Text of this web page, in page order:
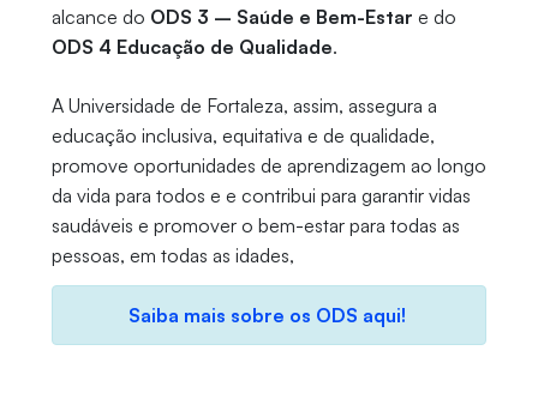
alcance do ODS 3 – Saúde e Bem-Estar e do
ODS 4 Educação de Qualidade.
A Universidade de Fortaleza, assim, assegura a
educação inclusiva, equitativa e de qualidade,
promove oportunidades de aprendizagem ao longo
da vida para todos e e contribui para garantir vidas
saudáveis e promover o bem-estar para todas as
pessoas, em todas as idades,
Saiba mais sobre os ODS aqui!